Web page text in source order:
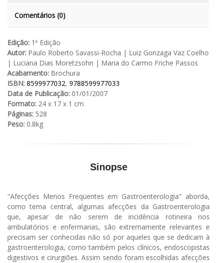
Comentários (0)
Edição: 1ª Edição
Autor: Paulo Roberto Savassi-Rocha | Luiz Gonzaga Vaz Coelho
| Luciana Dias Moretzsohn | Maria do Carmo Friche Passos
Acabamento: Brochura
ISBN: 8599977032, 9788599977033
Data de Publicação: 01/01/2007
Formato: 24 x 17 x 1 cm
Páginas: 528
Peso: 0.8kg
Sinopse
"Afecções Menos Freqüentes em Gastroenterologia" aborda,
como tema central, algumas afecções da Gastroenterologia
que, apesar de não serem de incidência rotineira nos
ambulatórios e enfermarias, são extremamente relevantes e
precisam ser conhecidas não só por aqueles que se dedicam à
gastroenterologia, como também pelos clínicos, endoscopistas
digestivos e cirurgiões. Assim sendo foram escolhidas afecções